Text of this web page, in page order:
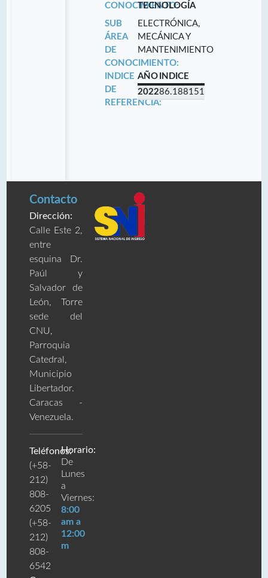
CONOCIMIENTO:
TECNOLOGÍA
SUB
ÁREA
DE
CONOCIMIENTO:
ELECTRÓNICA,
MECÁNICA Y
MANTENIMIENTO
INDICE
DE
REFERENCIA:
AÑO INDICE
202286.188151
Contacto
Dirección:
Calle Este 2,
entre
esquina Dr.
Paúl y
Salvador de
León, Torre
sede del
CNU,
Parroquia
Catedral,
Municipio
Libertador.
Caracas -
Venezuela.
Teléfonos:
(+58-
212)
808-
6205
(+58-
212)
808-
6542
Horario:
De
Lunes
a
Viernes:
8:00
am a
12:00
m